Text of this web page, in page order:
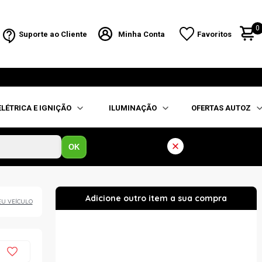
Suporte ao Cliente Minha Conta Favoritos
0
E IGNIÇÃO ILUMINAÇÃO OFERTAS AUTOZ
OK
VEÍCULO